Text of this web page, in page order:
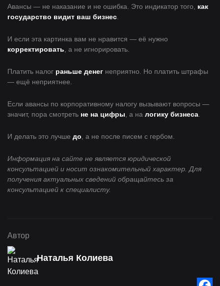
Авансы — не наказание и не ошибка. Это индикатор того, как
государство видит ваш бизнес
И если эта картинка вам не нравится — её нужно
корректировать , а не игнорировать.
Платить налог раньше денег неприятно. Но платить штрафы
— ещё неприятнее.
Если авансы по корпоративному налогу вызывают вопросы —
значит, пора смотреть не на цифры , а на логику бизнеса
И делать это лучше до , а не после писем с гербом.
Информация на сайте не является юридической
консультацией и носит ознакомительный характер. Для
получения актуальных сведений обращайтесь за
консультацией к специалисту.
Автор
Наталья Колиева